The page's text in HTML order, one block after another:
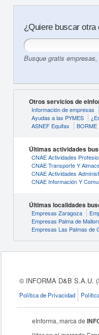
¿Quiere buscar otra
Busque gratis
Otros servicios de
Información de empresas
Ayudas a las PYMES
ASNEF Equifax
BORME
Últimas actividades
CNAE Actividades
CNAE Transporte Y
CNAE Actividades
CNAE Información Y
Últimas localidades
Empresas Zaragoza
Empresas Palma de
Empresas Las Palmas de
© INFORMA D&B S.A.U.
Política de Privacidad
eInforma, marca de